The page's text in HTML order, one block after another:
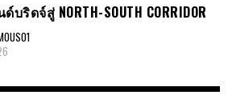
ริดจ์สู่ NORTH-SOUTH CORRIDOR